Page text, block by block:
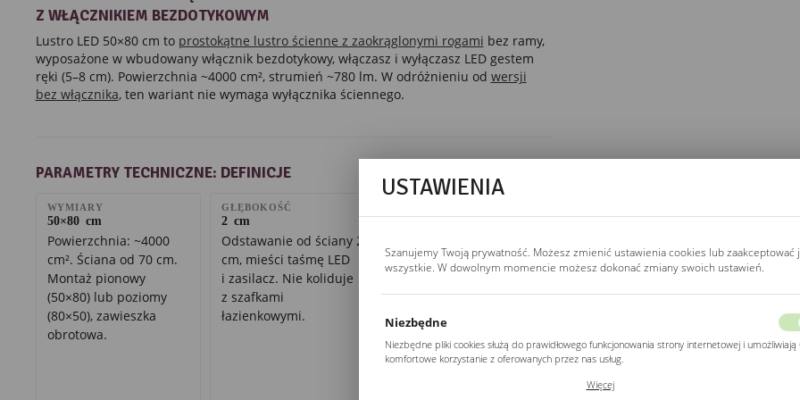
Z WŁĄCZNIKIEM BEZDOTYKOWYM
Lustro LED 50×80 cm to prostokątne lustro ścienne z zaokrąglonymi rogami bez ramy,
wyposażone w wbudowany włącznik bezdotykowy, włączasz i wyłączasz LED gestem
ręki (5–8 cm). Powierzchnia ~4000 cm², strumień ~780 lm. W odróżnieniu od wersji
bez włącznika, ten wariant nie wymaga wyłącznika ściennego.
PARAMETRY TECHNICZNE: DEFINICJE
WYMIARY
50×80 cm
Powierzchnia: ~4000
cm². Ściana od 70 cm.
Montaż pionowy
(50×80) lub poziomy
(80×50), zawieszka
obrotowa.
GŁĘBOKOŚĆ
2 cm
Odstawanie od ściany 2
cm, mieści taśmę LED
i zasilacz. Nie koliduje
z szafkami
łazienkowymi.
włącznik bezdotykowy
w dolnej krawędzi
reaguje na ruch ręki
w odległości 5–8 cm.
Jedno przesunięcie
włącza, drugie wyłącza
LED. Nie wymaga
USTAWIENIA
Szanujemy Twoją prywatność. Możesz zmienić ustawienia cookies lub zaakceptować
wszystkie. W dowolnym momencie możesz dokonać zmiany swoich ustawień.
Niezbędne
Niezbędne pliki cookies służą do prawidłowego funkcjonowania strony internetowej i umożliwiają
komfortowe korzystanie z oferowanych przez nas usług.
Twoich ustawień preferencji prywatności, logowania czy wypełniania formularzy. Dzięki plikom
Więcej